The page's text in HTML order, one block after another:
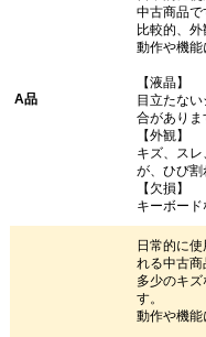
A品
中古商品で
比較的、外
動作や機能
【液晶】
目立たな
合がありま
【外観】
キズ、ス
が、ひび割
【欠損】
キーボード
日常的に
れる中古商
多少のキ
す。
動作や機能